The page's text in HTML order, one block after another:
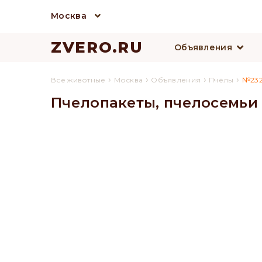
Москва
ZVERO.RU Объявления
Все животные › Москва › Объявления › Пчёлы ›
Пчелопакеты, пчелосемьи